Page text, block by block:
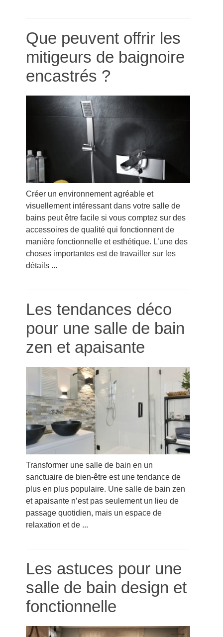
Que peuvent offrir les
mitigeurs de baignoire
encastrés ?
Créer un environnement agréable et
visuellement intéressant dans votre salle de
bains peut être facile si vous comptez sur des
accessoires de qualité qui fonctionnent de
manière fonctionnelle et esthétique. L’une des
choses importantes est de travailler sur les
détails ...
Les tendances déco
pour une salle de bain
zen et apaisante
Transformer une salle de bain en un
sanctuaire de bien-être est une tendance de
plus en plus populaire. Une salle de bain zen
et apaisante n’est pas seulement un lieu de
passage quotidien, mais un espace de
relaxation et de ...
Les astuces pour une
salle de bain design et
fonctionnelle